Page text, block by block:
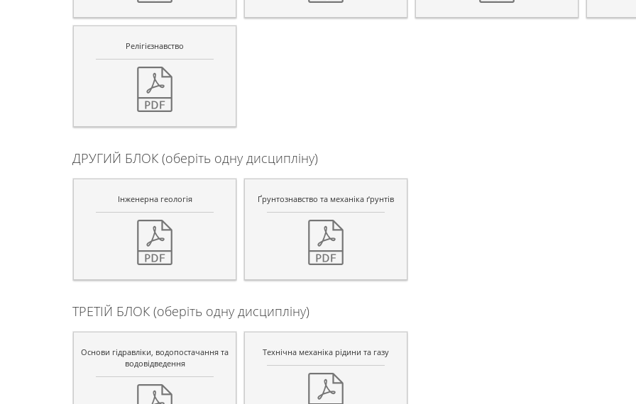
Релігієзнавство
ДРУГИЙ БЛОК (оберіть одну дисципліну)
Інженерна геологія Ґрунтознавство та механіка ґрунтів
ТРЕТІЙ БЛОК (оберіть одну дисципліну)
Основи гідравліки, водопостачання та
водовідведення
Технічна механіка рідини та газу